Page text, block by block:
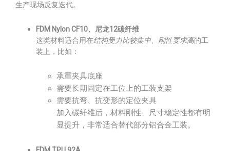
生产现场反复迭代。
FDM Nylon CF10、尼龙12碳纤维
这类材料适合用在结构受力比较集中、刚性要求高的工
装上，比如：
承重夹具底座
需要长期固定在工位上的工装支架
需要抗弯、抗变形的定位夹具
加入碳纤维后，材料刚性、尺寸稳定性都有明
显提升，非常适合替代部分铝合金工装。